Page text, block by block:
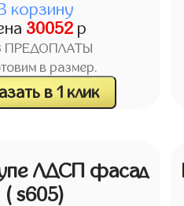
корзину
30052 р
ПРЕДОПЛАТЫ
в размер.
в 1 клик
ЛДСП фасад
( s605)